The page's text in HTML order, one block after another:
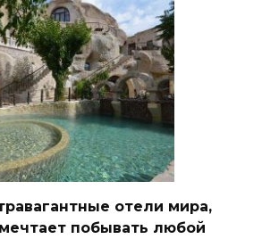
отели мира,
побывать любой